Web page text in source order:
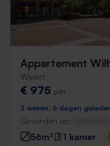
Appartement
Weert
€ 975 p/m
2 weken, 6 dagen
Gevonden op:
56m² 1 kamer